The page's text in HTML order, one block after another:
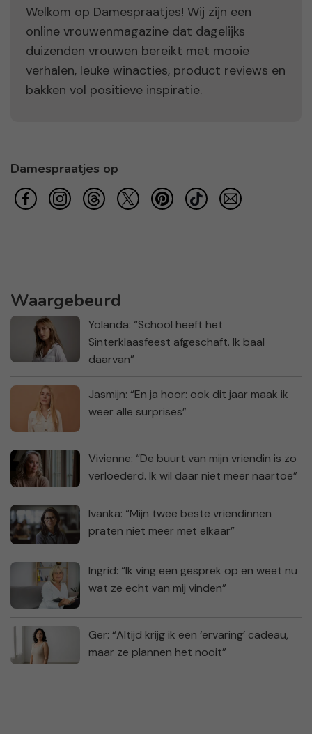
Welkom op Damespraatjes! Wij zijn een
online vrouwenmagazine dat dagelijks
duizenden vrouwen bereikt met mooie
verhalen, leuke winacties, product reviews en
bakken vol positieve inspiratie.
Damespraatjes op
Waargebeurd
Yolanda: “School heeft het
Sinterklaasfeest afgeschaft. Ik baal
daarvan”
Jasmijn: “En ja hoor: ook dit jaar maak ik
weer alle surprises”
Vivienne: “De buurt van mijn vriendin is zo
verloederd. Ik wil daar niet meer naartoe”
Ivanka: “Mijn twee beste vriendinnen
praten niet meer met elkaar”
Ingrid: “Ik ving een gesprek op en weet nu
wat ze echt van mij vinden”
Ger: “Altijd krijg ik een ‘ervaring’ cadeau,
maar ze plannen het nooit”